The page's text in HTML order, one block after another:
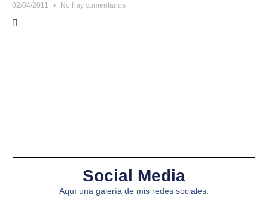
02/04/2011 No hay comentarios
Social Media
Aquí una galería de mis redes sociales.